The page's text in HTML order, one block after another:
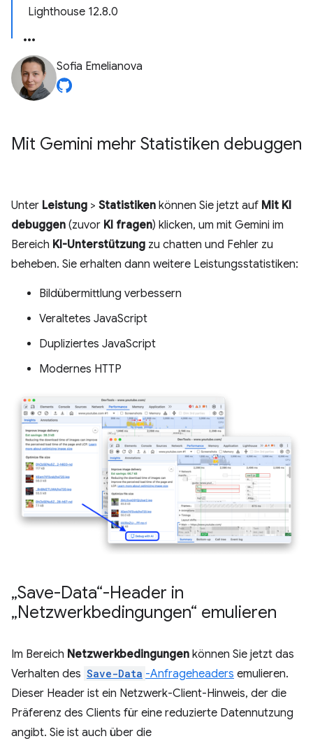
Lighthouse 12.8.0
Sofia Emelianova
Mit Gemini mehr Statistiken debuggen
Unter Leistung > Statistiken können Sie jetzt auf Mit KI
debuggen (zuvor KI fragen) klicken, um mit Gemini im
Bereich KI-Unterstützung zu chatten und Fehler zu
beheben. Sie erhalten dann weitere Leistungsstatistiken:
Bildübermittlung verbessern
Veraltetes JavaScript
Dupliziertes JavaScript
Modernes HTTP
„Save-Data“-Header in
„Netzwerkbedingungen“ emulieren
Im Bereich Netzwerkbedingungen können Sie jetzt das
Verhalten des Save-Data -Anfrageheaders emulieren.
Dieser Header ist ein Netzwerk-Client-Hinweis, der die
Präferenz des Clients für eine reduzierte Datennutzung
angibt. Sie ist auch über die